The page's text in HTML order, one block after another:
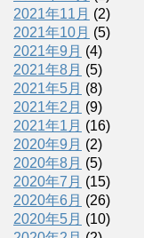
2021年11月 (2)
2021年10月 (5)
2021年9月 (4)
2021年8月 (5)
2021年5月 (8)
2021年2月 (9)
2021年1月 (16)
2020年9月 (2)
2020年8月 (5)
2020年7月 (15)
2020年6月 (26)
2020年5月 (10)